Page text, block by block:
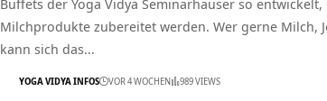
Buffets der Yoga Vidya Seminarhäuser so
Milchprodukte zubereitet werden. Wer gerne Milch,
kann sich das…
YOGA VIDYA INFOS VOR 4 WOCHEN 989 VIEWS